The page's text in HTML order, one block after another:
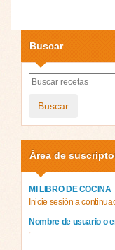
Buscar
Buscar
Área de
MI LIBRO DE COCINA
Inicie sesión a
Nombre de usuario o